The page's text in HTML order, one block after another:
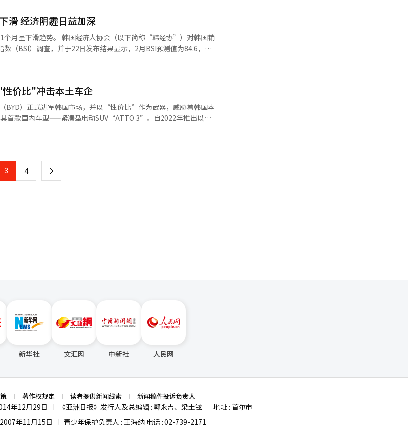
，现代和起亚是绝对的主导力量，
则主要依靠价格优势维持市场份额。然而，比亚迪的强势入局或将
采用了比亚迪提供的电池技术。一位不愿具名的汽车行业分析师
可能会选择价格更具优势的比亚迪产品，这对KG Mobility来说无疑
ATTO 3的提前入市，可能严重影响这些新车型的市场表现。有行业
影响力和售后服务网络方面仍难以与比亚迪抗衡。 比亚迪显然
半年陆续引入中型轿车"海豹"（SEAL）和中型SUV"海狮
略，将为韩国消费者提供更多样化的选择，同时也将进一步加剧市场
在短期内提出有效的应对策略，这些企业在电动化转型中可能会面临
策略，在产品创新和服务体验等方面寻找新的竞争优势。 专家建
XR平台是三星与谷歌合作的结晶，两家企业的优势与经验巧妙融
和谷歌共同打造的Wear OS在Galaxy Watch系列中的成功类比，对
，通过对大量头型数据的分析优化设计，实现轻便与平衡的硬件表
。金基焕称，“无限项目”是Galaxy庞大生态系统的一部分，为了提
考虑与智能手机的协同效应，以满足用户与企业需求，持续推进创
Unpacked 2025上展出XR头显。【图片来源 三星电子】
滑 经济阴霾日益加深
以下简称“韩经协”）对韩国销
（BSI）调查，并于22日发布结果显示，2月BSI预测值为84.6，较
新冠疫情冲击导致指数下跌25.1点以来的最大降幅，时隔4年9个月
上月回升8.8个百分点，非制造业却下降了3.5个百分点，创下自
）、运输和仓储（91.7）等行业的经营预期均呈恶化趋势。韩经
备（126.3）和电子及通
医药品、非金属材料及制品、汽车及其他运输设备等行业则接近基
压力的重要信号。 韩经协经济产业本部长李相浩
内外经济环境的不确定性，导致企业信心持续恶化。他警告称，若企
性价比"冲击本土车企
BYD）正式进军韩国市场，并以“性价比”作为武器，威胁着韩国本
BYD的代表车型之一。该车搭载磷酸铁锂（LFP）刀片电池，一次充
在2000万韩元后半。ATTO 3的补贴方案尚未最终确定，预计将在2
起亚等韩国本土车企也有可能受到影响。实际上，BYD在进入韩国市
（AS）网络，并专注于质量管理。此外，BYD还计划在今年推出中型
7”（SEALION 7）等新车型，进一步扩展电动汽车产品线。 【摄
3 4 下
新华社 文汇网 中新社 人民网
著作权规定 读者提供新闻线索 新闻稿件投诉负责人
年12月29日 《亚洲日报》发行人及总编辑 : 郭永吉、梁圭铉
地址 : 首尔市
年11月15日 青少年保护负责人 : 王海纳 电话 : 02-739-2171